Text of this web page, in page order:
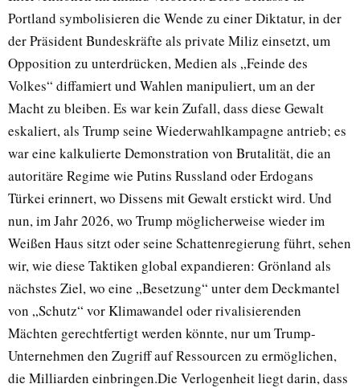
Portland symbolisieren die Wende zu einer Diktatur, in der
der Präsident Bundeskräfte als private Miliz einsetzt, um
Opposition zu unterdrücken, Medien als „Feinde des
Volkes“ diffamiert und Wahlen manipuliert, um an der
Macht zu bleiben. Es war kein Zufall, dass diese Gewalt
eskaliert, als Trump seine Wiederwahlkampagne antrieb; es
war eine kalkulierte Demonstration von Brutalität, die an
autoritäre Regime wie Putins Russland oder Erdogans
Türkei erinnert, wo Dissens mit Gewalt erstickt wird. Und
nun, im Jahr 2026, wo Trump möglicherweise wieder im
Weißen Haus sitzt oder seine Schattenregierung führt, sehen
wir, wie diese Taktiken global expandieren: Grönland als
nächstes Ziel, wo eine „Besetzung“ unter dem Deckmantel
von „Schutz“ vor Klimawandel oder rivalisierenden
Mächten gerechtfertigt werden könnte, nur um Trump-
Unternehmen den Zugriff auf Ressourcen zu ermöglichen,
die Milliarden einbringen.Die Verlogenheit liegt darin, dass